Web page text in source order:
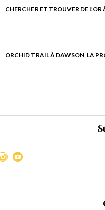
CHERCHER ET TROUVER DE
ORCHID TRAIL À DAWSON, LA